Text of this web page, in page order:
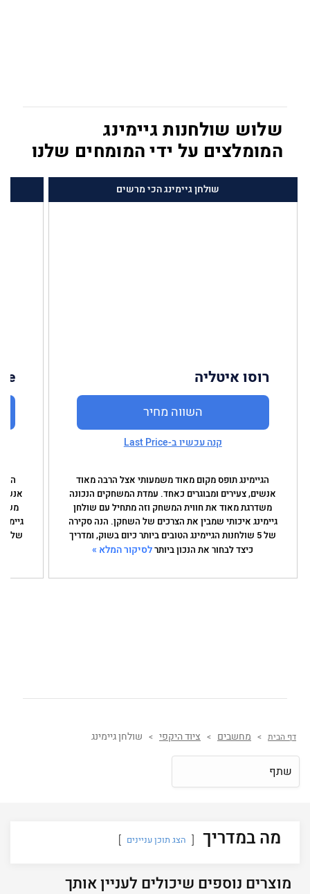
שלוש שולחנות גיימינג
המומלצים על ידי המומחים שלנו
שולחן גיימינג הכי מרשים
רוסו איטליה
השווה מחיר
קנה עכשיו ב-Last Price
הגיימינג תופס מקום מאוד משמעותי אצל הרבה מאוד
אנשים, צעירים ומבוגרים כאחד. עמדת המשחקים הנכונה
משדרגת מאוד את חווית המשחק וזה מתחיל עם שולחן
גיימינג איכותי שמבין את הצרכים של השחקן. הנה סקירה
של 5 שולחנות הגיימינג הטובים ביותר כיום בשוק, ומדריך
כיצד לבחור את הנכון ביותרלסיקור המלא »
דף הבית > מחשבים > ציוד היקפי > שולחן גיימינג
שתף
מה במדריך הצג תוכן עניינים
מוצרים נוספים שיכולים לעניין אותך